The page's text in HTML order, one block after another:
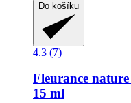
Do košíku
4.3 (7)
Fleurance nature
15 ml